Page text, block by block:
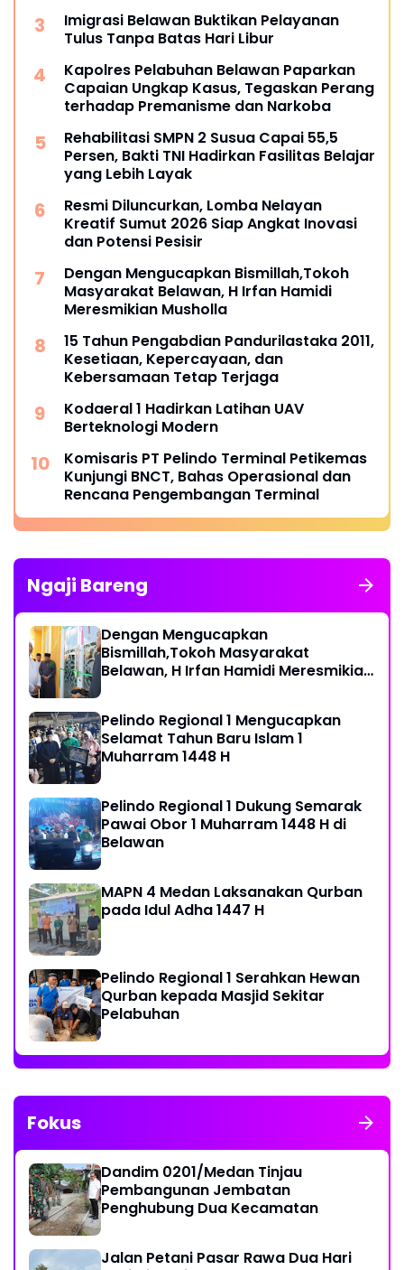
Imigrasi Belawan Buktikan Pelayanan
Tulus Tanpa Batas Hari Libur
Kapolres Pelabuhan Belawan Paparkan
Capaian Ungkap Kasus, Tegaskan Perang
terhadap Premanisme dan Narkoba
Rehabilitasi SMPN 2 Susua Capai 55,5
Persen, Bakti TNI Hadirkan Fasilitas Belajar
yang Lebih Layak
Resmi Diluncurkan, Lomba Nelayan
Kreatif Sumut 2026 Siap Angkat Inovasi
dan Potensi Pesisir
Dengan Mengucapkan Bismillah,Tokoh
Masyarakat Belawan, H Irfan Hamidi
Meresmikian Musholla
15 Tahun Pengabdian Pandurilastaka 2011,
Kesetiaan, Kepercayaan, dan
Kebersamaan Tetap Terjaga
Kodaeral 1 Hadirkan Latihan UAV
Berteknologi Modern
Komisaris PT Pelindo Terminal Petikemas
Kunjungi BNCT, Bahas Operasional dan
Rencana Pengembangan Terminal
Ngaji Bareng
Dengan Mengucapkan
Bismillah,Tokoh Masyarakat
Belawan, H Irfan Hamidi Meresmikian
Pelindo Regional 1 Mengucapkan
Selamat Tahun Baru Islam 1
Muharram 1448 H
Pelindo Regional 1 Dukung Semarak
Pawai Obor 1 Muharram 1448 H di
Belawan
MAPN 4 Medan Laksanakan Qurban
pada Idul Adha 1447 H
Pelindo Regional 1 Serahkan Hewan
Qurban kepada Masjid Sekitar
Pelabuhan
Fokus
Dandim 0201/Medan Tinjau
Pembangunan Jembatan
Penghubung Dua Kecamatan
Jalan Petani Pasar Rawa Dua Hari